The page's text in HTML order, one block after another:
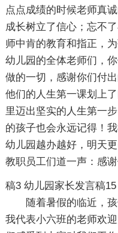
点点成绩的时候老师真
成长树立了信心；忘不
师中肯的教育和指正，
幼儿园的全体老师们，
做的一切，感谢你们付
他们的人生第一课划上
里迈出坚实的人生第一
的孩子也会永远记得！
幼儿园越办越好，明天
教职员工们道一声：感谢
稿3
随着暑假的临近，
我代表小六班的老师欢
幼儿园家长发言稿15